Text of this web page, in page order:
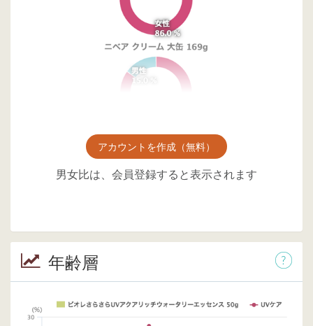
アカウントを作成（無料）
男女比は、会員登録すると表示されます
年齢層